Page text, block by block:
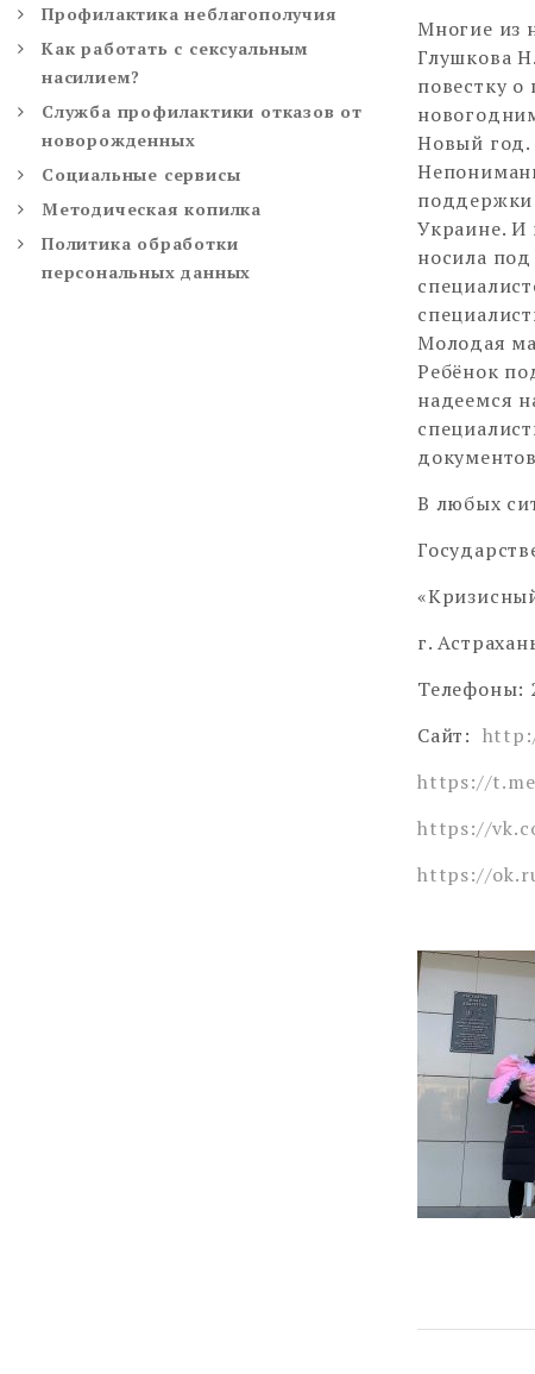
Многие из
Глушкова
повестку
Новый год.
поддержки
Украине. И
носила
Молодая
Ребёнок
надеемся
В любых
г.
Телефоны:
Сайт:
https://
https://
https://
Профилактика неблагополучия
Как работать с сексуальным
насилием?
Служба профилактики отказов от
новорожденных
Социальные сервисы
Методическая копилка
Политика обработки
персональных данных